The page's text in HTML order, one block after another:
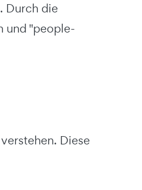
Durch die
und "people-
Diese